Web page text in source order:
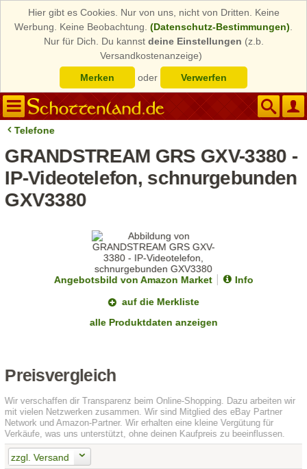
Hier gibt es Cookies. Nur von uns, nicht von Dritten. Keine
Werbung. Keine Beobachtung. (Datenschutz-Bestimmungen)
Nur für Dich. Du kannst deine Einstellungen (z.b.
Versandkostenanzeige)
Merken
oder Verwerfen
Telefone
GRANDSTREAM GRS GXV-3380 -
IP-Videotelefon, schnurgebunden
GXV3380
Angebotsbild von Amazon Market
Info
auf die Merkliste
alle Produktdaten anzeigen
Preisvergleich
Wir verschaffen dir Transparenz beim Online-Shopping. Dazu arbeiten wir
mit vielen Netzwerken zusammen. Wir sind Mitglied des eBay Partner
Network und Amazon-Partner. Wir erhalten eine kleine Vergütung für
Verkäufe, was uns unterstützt, ohne deinen Kaufpreis zu beeinflussen.
zzgl. Versand